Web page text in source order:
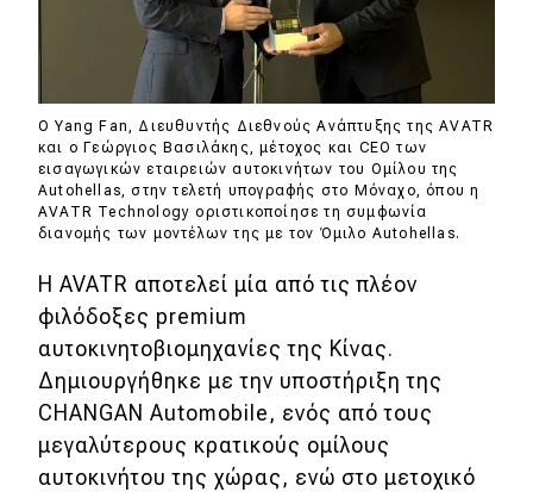
MOTO
Μεταχειρισμένο
Οδηγός αγοράς
Συμβουλές
Χρηστικά
Συμβουλές
ΚΤΕΟ
Οδική βοήθεια
Ο Yang Fan, Διευθυντής Διεθνούς Ανάπτυξης της AVATR
και ο Γεώργιος Βασιλάκης, μέτοχος και CEO των
εισαγωγικών εταιρειών αυτοκινήτων του Ομίλου της
Autohellas, στην τελετή υπογραφής στο Μόναχο, όπου η
AVATR Technology οριστικοποίησε τη συμφωνία
διανομής των μοντέλων της με τον Όμιλο Autohellas.
Η AVATR αποτελεί μία από τις πλέον
φιλόδοξες premium
αυτοκινητοβιομηχανίες της Κίνας.
Δημιουργήθηκε με την υποστήριξη της
CHANGAN Automobile, ενός από τους
μεγαλύτερους κρατικούς ομίλους
αυτοκινήτου της χώρας, ενώ στο μετοχικό